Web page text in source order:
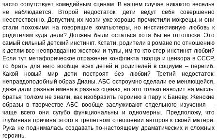
часто сопутствует комедийным сценам. В нашем случае никакого веселья
не наблюдается. Второй недостаток: дети ведут себя совершенно
неестественно. Допустим, их мозги уже хорошо прочистили мокрецы, и они
стали похожими на говорящие компьютеры, но инстинктивную любовь к
родителям куда дели? Должны были остаться хотя бы ее отголоски. Это
самый сильный детский инстинкт. Кстати, родители в романе по отношению
к детям все неоправданно жестоки и тупы, им-то кто стер инстинкт любви?
Если тут метафорическое отражение конфликта творца и цензора в СССР,
то брать для него вообще всех детей и родителей в социуме – перегиб.
Какой новый мир дети построят без любви? Третий недостаток:
неправдоподобный образ Дианы. АБС остроумно сделали ее меняющейся,
даже дали разные имена в разных сценах, но это только наводит на мысль:
братья толком не знали, как изобразить героиню в пару к Баневу. Женские
образы в творчестве АБС вообще заслуживают отдельного изучения —
чаще всего они сугубо функциональны и одномерны. Предположу, что
глубинная причина этого в трепетном отношении авторов к своей матери.
Рука не поднималась создавать по-настоящему драматических и сложных
героинь.